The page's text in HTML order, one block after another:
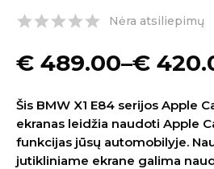
Nėra atsiliepimų
€
–
€ 489.00
Šis BMW X1 E84 serijos Apple
ekranas leidžia naudoti Apple
funkcijas jūsų automobilyje.
jutikliniame ekrane galima